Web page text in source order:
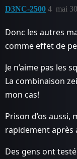
D3NC-2500 mai
4
Donc les autres
comme effet de
Je n’aime pas les
La combinaison
mon cas!
Prison d’os
rapidement après
Des gens ont